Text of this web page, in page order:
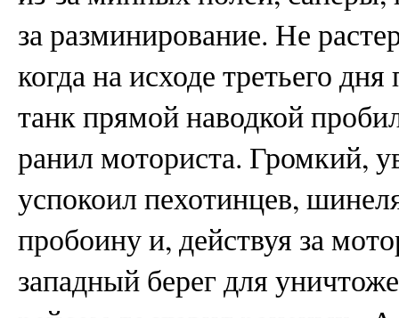
за разминирование. Не
когда на исходе третьего
танк прямой наводкой
ранил моториста. Громкий,
успокоил пехотинцев,
пробоину и, действуя за
западный берег для